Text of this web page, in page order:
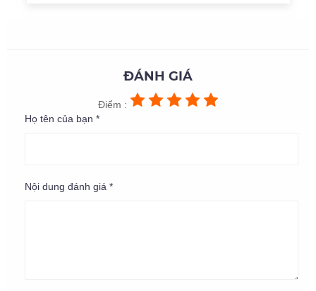
ĐÁNH GIÁ
Điểm :
Họ tên của bạn *
Nội dung đánh giá *